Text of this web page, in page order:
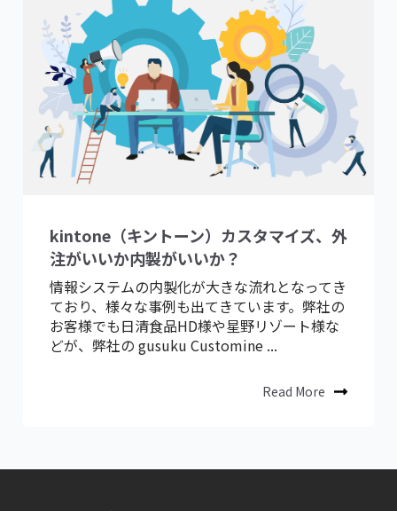
kintone（キントーン）カスタマイズ、外
注がいいか内製がいいか？
情報システムの内製化が大きな流れとなってき
ており、様々な事例も出てきています。弊社の
お客様でも日清食品HD様や星野リゾート様な
どが、弊社の gusuku Customine ...
Read More